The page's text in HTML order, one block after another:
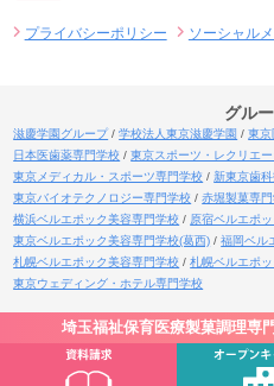
プライバシーポリシー ソーシャル
グル
滋慶学園グループ 学校法人東京滋慶学園 東京
日本医歯薬専門学校
東京スポーツ・レクリエ
東京メディカル・スポーツ専門学校
新東京歯
東京バイオテクノロジー専門学校
赤堀製菓専門
横浜ベルエポック美容専門学校
原宿ベルエポ
東京ベルエポック美容専門学校(葛西)
福岡ベル
札幌ベルエポック美容専門学校
札幌ベルエポ
東京ウェディング・ホテル専門学校
埼玉福祉保育医療製菓調理